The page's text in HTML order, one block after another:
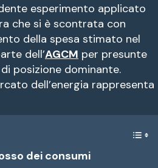
esperimento applicato
che si è scontrata con
della spesa stimato nel
dell’AGCM per presunte
posizione dominante.
dell’energia rappresenta
dei consumi